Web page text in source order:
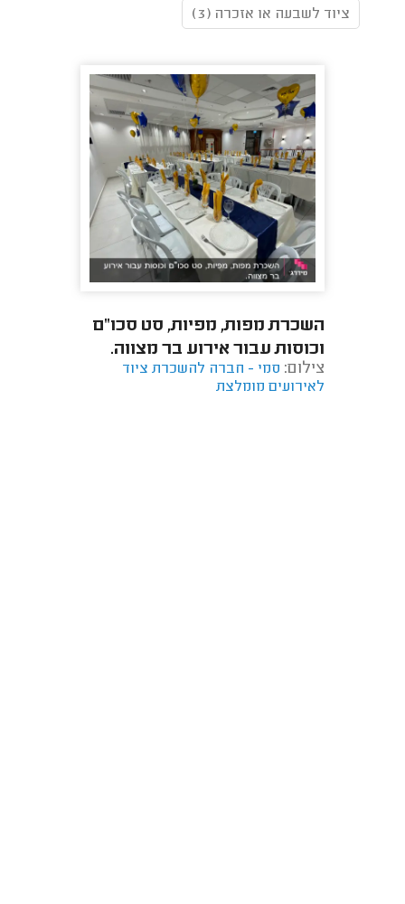
ציוד לשבעה או אזכרה (3)
השכרת מפות, מפיות, סט סכו"ם
וכוסות עבור אירוע בר מצווה.
צילום: סמי - חברה להשכרת ציוד
לאירועים מומלצת